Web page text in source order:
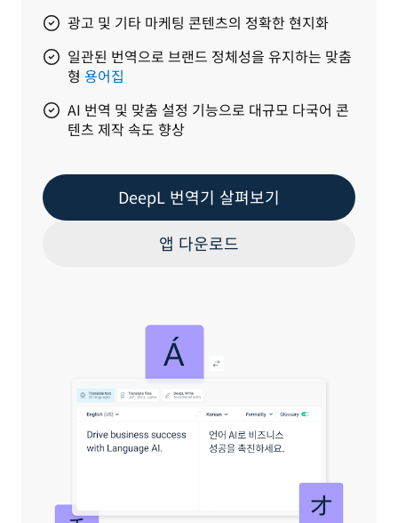
광고 및 기타 마케팅 콘텐츠의 정확한 현지화
일관된 번역으로 브랜드 정체성을 유지하는 맞춤
형 용어집
AI 번역 및 맞춤 설정 기능으로 대규모 다국어 콘
텐츠 제작 속도 향상
DeepL 번역기 살펴보기
앱 다운로드